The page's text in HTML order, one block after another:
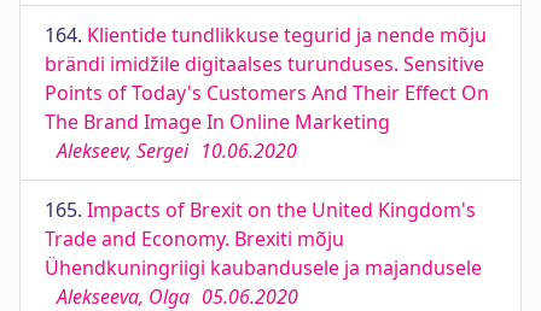
164. Klientide tundlikkuse tegurid ja nende mõju
brändi imidžile digitaalses turunduses. Sensitive
Points of Today's Customers And Their Effect On
The Brand Image In Online Marketing
Alekseev, Sergei 10.06.2020
165. Impacts of Brexit on the United Kingdom's
Trade and Economy. Brexiti mõju
Ühendkuningriigi kaubandusele ja majandusele
Alekseeva, Olga 05.06.2020